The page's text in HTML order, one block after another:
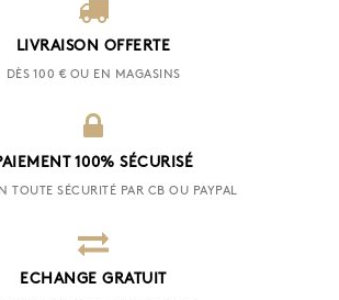
LIVRAISON OFFERTE
DÈS 100 € OU EN MAGASINS
100% SÉCURISÉ
TOUTE SÉCURITÉ PAR CB OU PAYPAL
ECHANGE GRATUIT